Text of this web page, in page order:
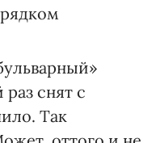
снят с
Так